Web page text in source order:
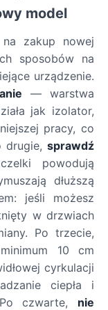
model
zakup nowej
sposobów na
urządzenie.
— warstwa
jak izolator,
pracy, co
drugie, sprawdź
powodują
dłuższą
jeśli możesz
w drzwiach
Po trzecie,
10 cm
cyrkulacji
ciepła i
czwarte, nie